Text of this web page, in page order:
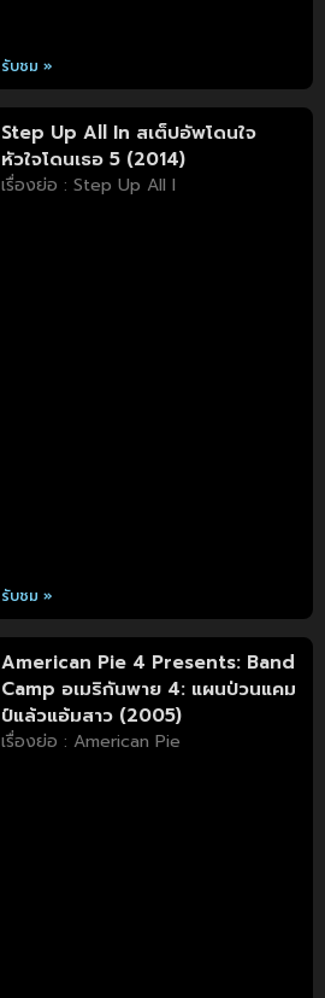
รับชม »
Step Up All In สเต็ปอัพโดนใจ
หัวใจโดนเธอ 5 (2014)
เรื่องย่อ : Step Up All I
รับชม »
American Pie 4 Presents: Band
Camp อเมริกันพาย 4: แผนป่วนแคม
ป์แล้วแอ้มสาว (2005)
เรื่องย่อ : American Pie